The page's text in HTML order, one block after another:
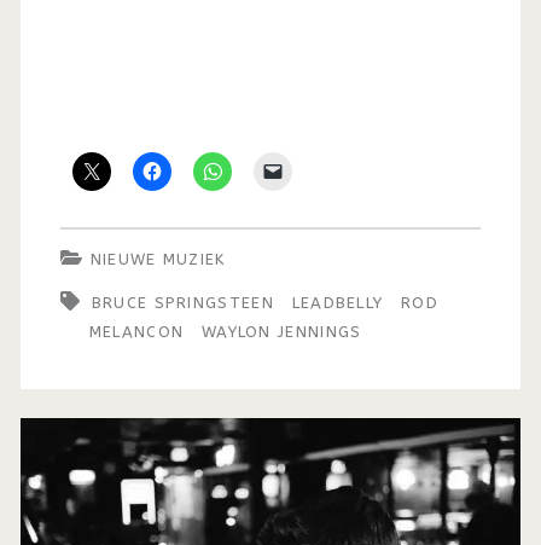
NIEUWE MUZIEK
BRUCE SPRINGSTEEN LEADBELLY
ROD
MELANCON
WAYLON JENNINGS